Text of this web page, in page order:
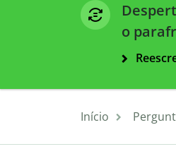
o
Início